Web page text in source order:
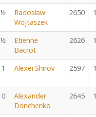
½
Radoslaw
Wojtaszek
2650
½
Etienne
Bacrot
2626
1 Alexei Shirov 2597
0
Alexander
Donchenko
2645